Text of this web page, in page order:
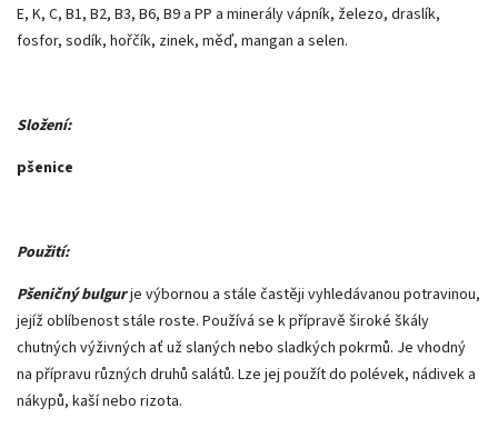
E, K, C, B1, B2, B3, B6, B9 a PP a minerály vápník, železo, draslík,
fosfor, sodík, hořčík, zinek, měď, mangan a selen.
Složení:
pšenice
Použití:
Pšeničný bulgurje výbornou a stále častěji vyhledávanou potravinou,
jejíž oblíbenost stále roste. Používá se k přípravě široké škály
chutných výživných ať už slaných nebo sladkých pokrmů. Je vhodný
na přípravu různých druhů salátů. Lze jej použít do polévek, nádivek a
nákypů, kaší nebo rizota.